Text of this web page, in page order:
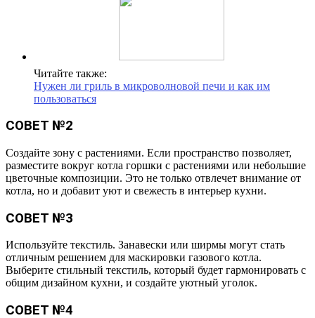
Читайте также:
Нужен ли гриль в микроволновой печи и как им
пользоваться
СОВЕТ №2
Создайте зону с растениями. Если пространство позволяет,
разместите вокруг котла горшки с растениями или небольшие
цветочные композиции. Это не только отвлечет внимание от
котла, но и добавит уют и свежесть в интерьер кухни.
СОВЕТ №3
Используйте текстиль. Занавески или ширмы могут стать
отличным решением для маскировки газового котла.
Выберите стильный текстиль, который будет гармонировать с
общим дизайном кухни, и создайте уютный уголок.
СОВЕТ №4